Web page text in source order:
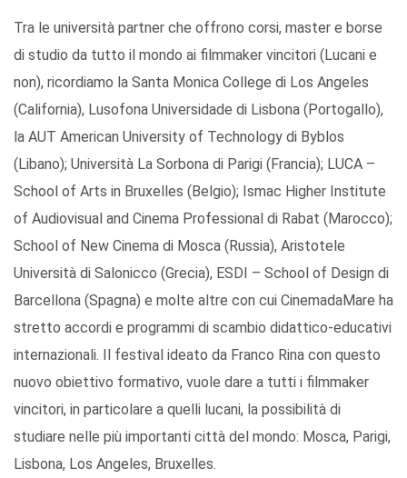
Tra le università partner che offrono corsi, master e borse
di studio da tutto il mondo ai filmmaker vincitori (Lucani e
non), ricordiamo la Santa Monica College di Los Angeles
(California), Lusofona Universidade di Lisbona (Portogallo),
la AUT American University of Technology di Byblos
(Libano); Università La Sorbona di Parigi (Francia); LUCA –
School of Arts in Bruxelles (Belgio); Ismac Higher Institute
of Audiovisual and Cinema Professional di Rabat (Marocco);
School of New Cinema di Mosca (Russia), Aristotele
Università di Salonicco (Grecia), ESDI – School of Design di
Barcellona (Spagna) e molte altre con cui CinemadaMare ha
stretto accordi e programmi di scambio didattico-educativi
internazionali. Il festival ideato da Franco Rina con questo
nuovo obiettivo formativo, vuole dare a tutti i filmmaker
vincitori, in particolare a quelli lucani, la possibilità di
studiare nelle più importanti città del mondo: Mosca, Parigi,
Lisbona, Los Angeles, Bruxelles.